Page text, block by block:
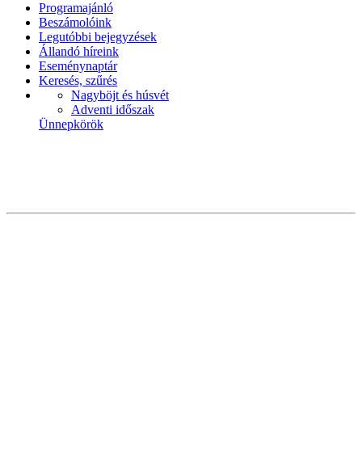
Programajánló
Beszámolóink
Legutóbbi bejegyzések
Állandó híreink
Eseménynaptár
Keresés, szűrés
Nagyböjt és húsvét
Adventi időszak
Ünnepkörök